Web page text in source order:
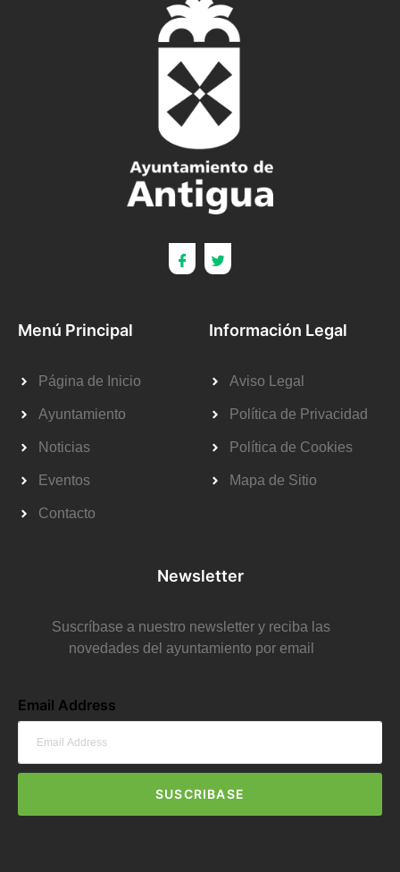
Menú Principal
Página de Inicio
Ayuntamiento
Noticias
Eventos
Contacto
Información Legal
Aviso Legal
Política de Privacidad
Política de Cookies
Mapa de Sitio
Newsletter
Suscríbase a nuestro newsletter y reciba las
novedades del ayuntamiento por email
Email Address
SUSCRIBASE